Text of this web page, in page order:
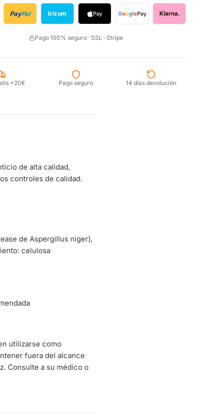
PayPal bizum Pay GooglePay Klarna.
Pago 100% seguro · SSL · Stripe
+20€ Pago seguro 14 días devolución
de alta calidad,
controles de calidad.
de Aspergillus niger),
celulosa
utilizarse como
fuera del alcance
Consulte a su médico o